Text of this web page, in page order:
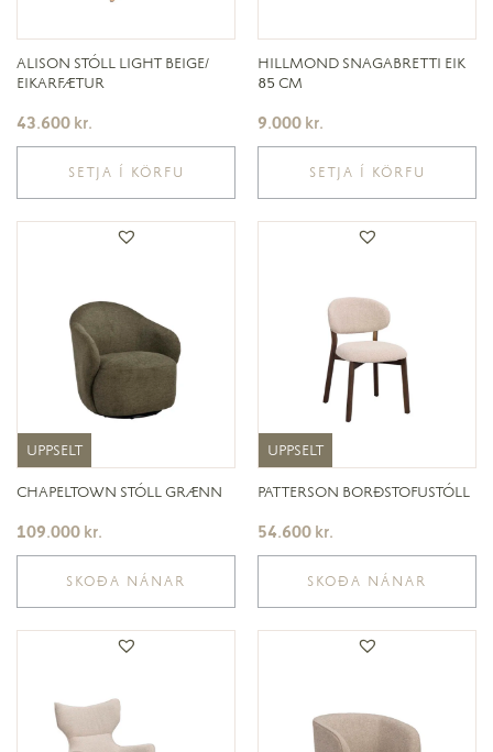
ALISON STÓLL LIGHT BEIGE/
EIKARFÆTUR
43.600 kr.
SETJA Í KÖRFU
HILLMOND SNAGABRETTI EIK
85 CM
9.000 kr.
SETJA Í KÖRFU
UPPSELT
UPPSELT
CHAPELTOWN STÓLL GRÆNN
109.000 kr.
SKOÐA NÁNAR
UPPSELT
UPPSELT
PATTERSON BORÐSTOFUSTÓLL
54.600 kr.
SKOÐA NÁNAR